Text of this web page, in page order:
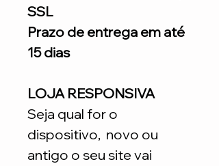
SSL
Prazo de entrega em até
15 dias
LOJA RESPONSIVA
Seja qual for o
dispositivo, novo ou
antigo o seu site vai